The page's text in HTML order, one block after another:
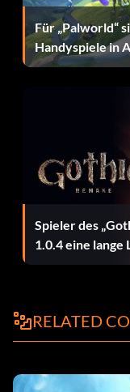
Für „Palworld“
Handyspiele in
Spieler des
1.0.4 eine lange
RELATED